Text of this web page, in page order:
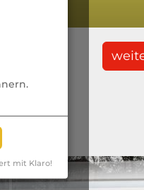
mit Klaro!